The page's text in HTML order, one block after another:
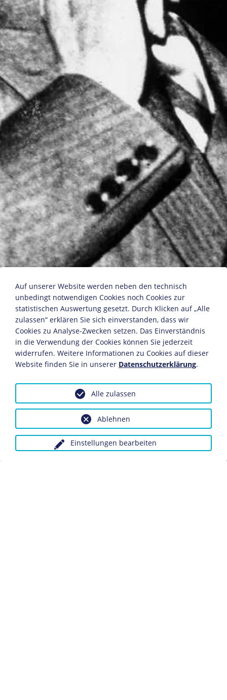
Léon Blum
Fotografie
Bildnachweis: Deutsches Historisches Museum,
Berlin
Inv.-Nr.: F 66/1531
Dieses Objekt ist eingebunden in folgende LeMO-Seite:'
Biografie Léon Blum
Anfragen wegen Bildvorlagen bitte unter Angabe des
Verwendungszwecks an:fotoservice@dhm.de
Auf unserer Website werden neben den technisch
unbedingt notwendigen Cookies noch Cookies zur
statistischen Auswertung gesetzt. Durch Klicken auf „Alle
zulassen“ erklären Sie sich einverstanden, dass wir
Cookies zu Analyse-Zwecken setzen. Das Einverständnis
in die Verwendung der Cookies können Sie jederzeit
widerrufen. Weitere Informationen zu Cookies auf dieser
Website finden Sie in unserer Datenschutzerklärung.
Einstellungen bearbeiten
Ablehnen
Alle zulassen